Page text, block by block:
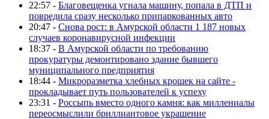
22:57 - Благовещенка угнала машину, попала в ДТП и
повредила сразу несколько припаркованных авто
20:47 - Снова рост: в Амурской области 1 187 новых
случаев коронавирусной инфекции
18:37 - В Амурской области по требованию
прокуратуры демонтировано здание бывшего
муниципального предприятия
18:44 - Микроразметка хлебных крошек на сайте -
прокладывает путь пользователей к успеху
23:31 - Россыпь вместо одного камня: как миллениалы
переосмыслили бриллиантовое украшение